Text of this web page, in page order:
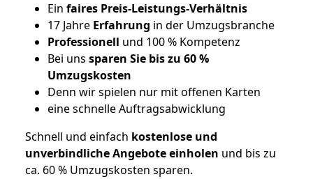
Ein faires Preis-Leistungs-Verhältnis
17 Jahre Erfahrung in der Umzugsbranche
Professionell und 100 % Kompetenz
Bei uns sparen Sie bis zu 60 %
Umzugskosten
Denn wir spielen nur mit offenen Karten
eine schnelle Auftragsabwicklung
Schnell und einfach kostenlose und
unverbindliche Angebote einholen und bis zu
ca. 60 % Umzugskosten sparen.